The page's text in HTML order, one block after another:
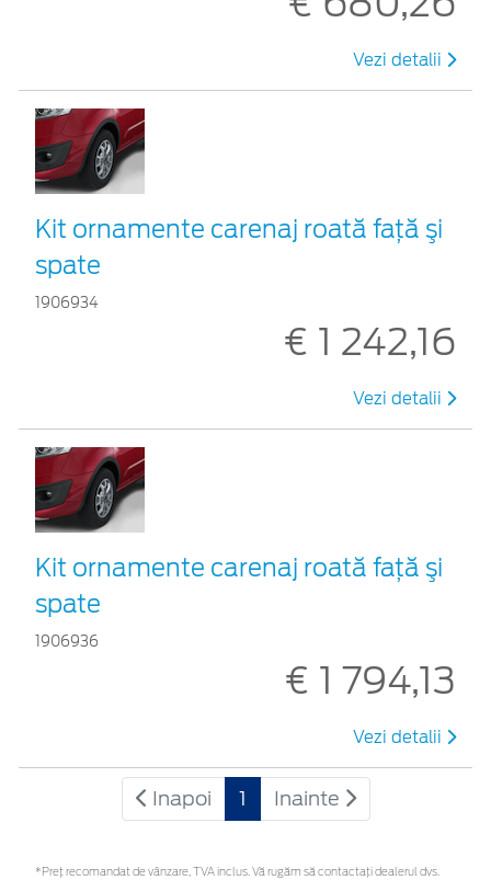
Vezi detalii
Kit ornamente carenaj roată faţă şi
spate
1906934
€ 1 242,16
Vezi detalii
Kit ornamente carenaj roată faţă şi
spate
1906936
€ 1 794,13
Vezi detalii
Inapoi 1 Inainte
*Preţ recomandat de vânzare, TVA inclus. Vă rugăm să contactaţi dealerul dvs.